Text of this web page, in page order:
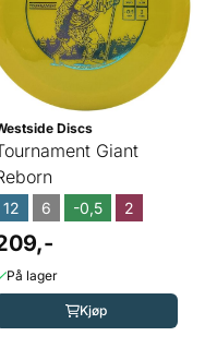
Discs
Giant
12 6 -0,5 2
På lager
Kjøp